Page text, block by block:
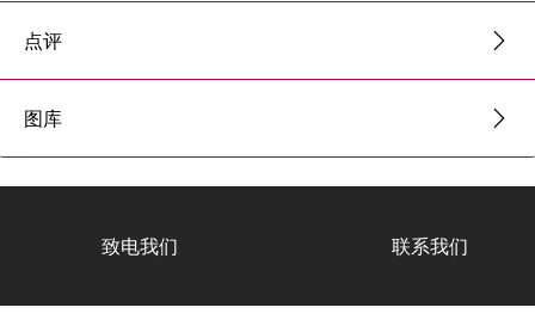
点评
图库
致电我们 联系我们